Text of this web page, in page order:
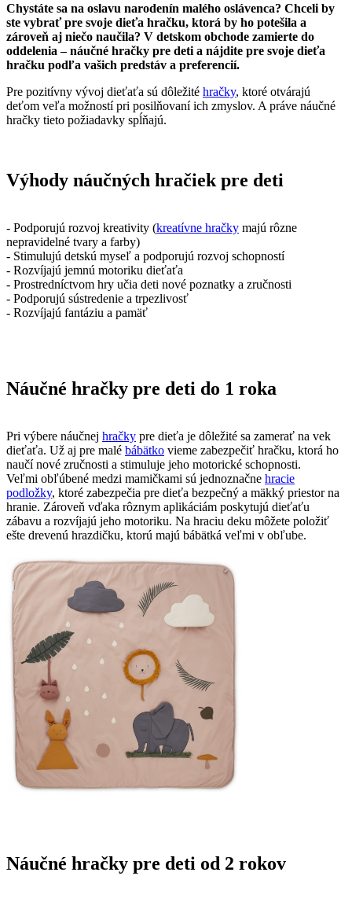
Chystáte sa na oslavu narodenín malého oslávenca? Chceli by
ste vybrať pre svoje dieťa hračku, ktorá by ho potešila a
zároveň aj niečo naučila? V detskom obchode zamierte do
oddelenia – náučné hračky pre deti a nájdite pre svoje dieťa
hračku podľa vašich predstáv a preferencií.
Pre pozitívny vývoj dieťaťa sú dôležité hračky, ktoré otvárajú
deťom veľa možností pri posilňovaní ich zmyslov. A práve náučné
hračky tieto požiadavky spĺňajú.
Výhody náučných hračiek pre deti
- Podporujú rozvoj kreativity (kreatívne hračky majú rôzne
nepravidelné tvary a farby)
- Stimulujú detskú myseľ a podporujú rozvoj schopností
- Rozvíjajú jemnú motoriku dieťaťa
- Prostredníctvom hry učia deti nové poznatky a zručnosti
- Podporujú sústredenie a trpezlivosť
- Rozvíjajú fantáziu a pamäť
Náučné hračky pre deti do 1 roka
Pri výbere náučnej hračky pre dieťa je dôležité sa zamerať na vek
dieťaťa. Už aj pre malé bábätko vieme zabezpečiť hračku, ktorá ho
naučí nové zručnosti a stimuluje jeho motorické schopnosti.
Veľmi obľúbené medzi mamičkami sú jednoznačne hracie
podložky, ktoré zabezpečia pre dieťa bezpečný a mäkký priestor na
hranie. Zároveň vďaka rôznym aplikáciám poskytujú dieťaťu
zábavu a rozvíjajú jeho motoriku. Na hraciu deku môžete položiť
ešte drevenú hrazdičku, ktorú majú bábätká veľmi v obľube.
Náučné hračky pre deti od 2 rokov